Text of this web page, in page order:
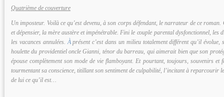
Quatrième de couverture
Un imposteur. Voilà ce qu’est devenu, à son corps défendant, le narrateur de ce
et dépensier, la mère austère et impénétrable. Fini le couple parental dysfonctionnel, les
les vacances annulées.Àprésent c’est dans un milieu totalement différent qu’il évolue,
houlette du providentiel oncle Gianni, ténor du barreau, qui aimerait bien que son
épouse complètement son mode de vie flamboyant. Et pourtant, toujours, souvenirs et
tourmentant sa conscience, titillant son sentiment de culpabilité, l’incitant à reparcourir
de lui ce qu’il est…